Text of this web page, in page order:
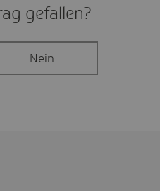
gefal­len?
Nein